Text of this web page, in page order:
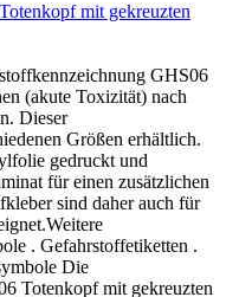
mit gekreuzten
GHS06
(akute Toxizität) nach
Dieser
Größen erhältlich.
gedruckt und
für einen zusätzlichen
sind daher auch für
. Gefahrstoffetiketten .
Die
Totenkopf mit gekreuzten